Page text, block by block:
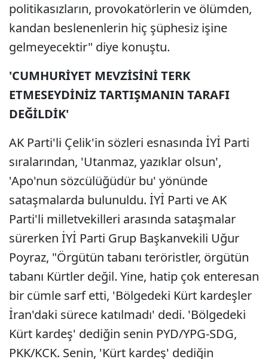
politikasızların, provokatörlerin ve ölümden,
kandan beslenenlerin hiç şüphesiz işine
gelmeyecektir" diye konuştu.
'CUMHURİYET MEVZİSİNİ TERK
ETMESEYDİNİZ TARTIŞMANIN TARAFI
DEĞİLDİK'
AK Parti'li Çelik'in sözleri esnasında İYİ Parti
sıralarından, 'Utanmaz, yazıklar olsun',
'Apo'nun sözcülüğüdür bu' yönünde
sataşmalarda bulunuldu. İYİ Parti ve AK
Parti'li milletvekilleri arasında sataşmalar
sürerken İYİ Parti Grup Başkanvekili Uğur
Poyraz, "Örgütün tabanı teröristler, örgütün
tabanı Kürtler değil. Yine, hatip çok enteresan
bir cümle sarf etti, 'Bölgedeki Kürt kardeşler
İran'daki sürece katılmadı' dedi. 'Bölgedeki
Kürt kardeş' dediğin senin PYD/YPG-SDG,
PKK/KCK. Senin, 'Kürt kardeş' dediğin